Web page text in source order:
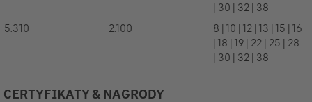
| 30 | 32 | 38
5.310
2.100
8 | 10 | 12 | 13 | 15 | 16
| 18 | 19 | 22 | 25 | 28
| 30 | 32 | 38
CERTYFIKATY & NAGRODY